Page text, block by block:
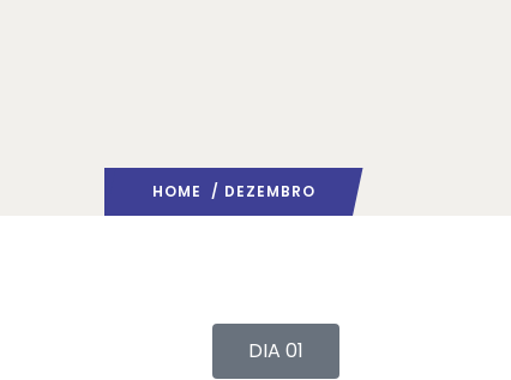
HOME / DEZEMBRO
DIA 01